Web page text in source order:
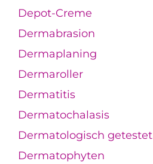
Depot-Creme
Dermabrasion
Dermaplaning
Dermaroller
Dermatitis
Dermatochalasis
Dermatologisch getestet
Dermatophyten